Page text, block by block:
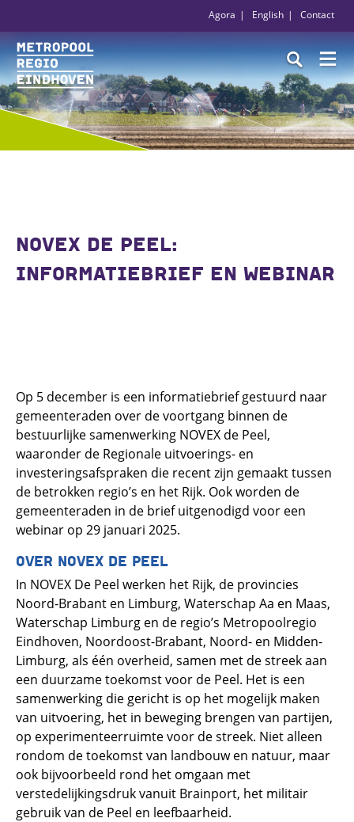
Agora English Contact
NOVEX DE PEEL:
INFORMATIEBRIEF EN WEBINAR
Op 5 december is een informatiebrief gestuurd naar
gemeenteraden over de voortgang binnen de
bestuurlijke samenwerking NOVEX de Peel,
waaronder de Regionale uitvoerings- en
investeringsafspraken die recent zijn gemaakt tussen
de betrokken regio’s en het Rijk. Ook worden de
gemeenteraden in de brief uitgenodigd voor een
webinar op 29 januari 2025.
OVER NOVEX DE PEEL
In NOVEX De Peel werken het Rijk, de provincies
Noord-Brabant en Limburg, Waterschap Aa en Maas,
Waterschap Limburg en de regio’s Metropoolregio
Eindhoven, Noordoost-Brabant, Noord- en Midden-
Limburg, als één overheid, samen met de streek aan
een duurzame toekomst voor de Peel. Het is een
samenwerking die gericht is op het mogelijk maken
van uitvoering, het in beweging brengen van partijen,
op experimenteerruimte voor de streek. Niet alleen
rondom de toekomst van landbouw en natuur, maar
ook bijvoorbeeld rond het omgaan met
verstedelijkingsdruk vanuit Brainport, het militair
gebruik van de Peel en leefbaarheid.